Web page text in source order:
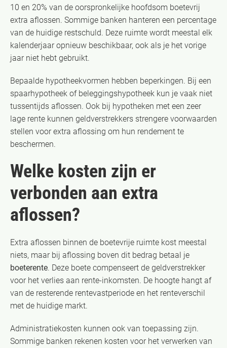
10 en 20% van de oorspronkelijke hoofdsom boetevrij
extra aflossen. Sommige banken hanteren een percentage
van de huidige restschuld. Deze ruimte wordt meestal elk
kalenderjaar opnieuw beschikbaar, ook als je het vorige
jaar niet hebt gebruikt.
Bepaalde hypotheekvormen hebben beperkingen. Bij een
spaarhypotheek of beleggingshypotheek kun je vaak niet
tussentijds aflossen. Ook bij hypotheken met een zeer
lage rente kunnen geldverstrekkers strengere voorwaarden
stellen voor extra aflossing om hun rendement te
beschermen.
Welke kosten zijn er
verbonden aan extra
aflossen?
Extra aflossen binnen de boetevrije ruimte kost meestal
niets, maar bij aflossing boven dit bedrag betaal je
boeterente. Deze boete compenseert de geldverstrekker
voor het verlies aan rente-inkomsten. De hoogte hangt af
van de resterende rentevastperiode en het renteverschil
met de huidige markt.
Administratiekosten kunnen ook van toepassing zijn.
Sommige banken rekenen kosten voor het verwerken van